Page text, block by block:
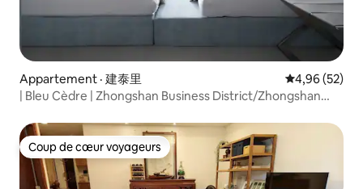
Appartement · 建泰里 Note
4,96 (52)
| Bleu Cèdre | Zhongshan Business District/Zhongshan
Coup de cœur voyageurs
Coup de cœur voyageurs